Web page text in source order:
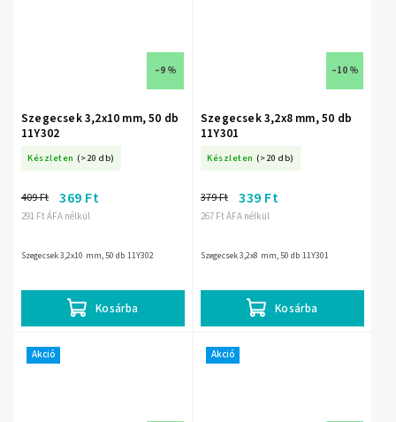
–9 %
Szegecsek 3,2x10 mm, 50 db
11Y302
Készleten (>20 db)
291 Ft ÁFA nélkül
409 Ft 369 Ft
Kosárba
Szegecsek 3,2x10 mm, 50 db 11Y302
–10 %
Szegecsek 3,2x8 mm, 50 db
11Y301
Készleten (>20 db)
267 Ft ÁFA nélkül
379 Ft 339 Ft
Kosárba
Szegecsek 3,2x8 mm, 50 db 11Y301
Akció Akció